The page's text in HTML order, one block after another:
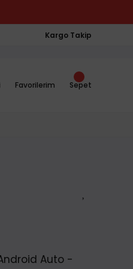
Kargo Takip
Favorilerim Sepet
Auto -